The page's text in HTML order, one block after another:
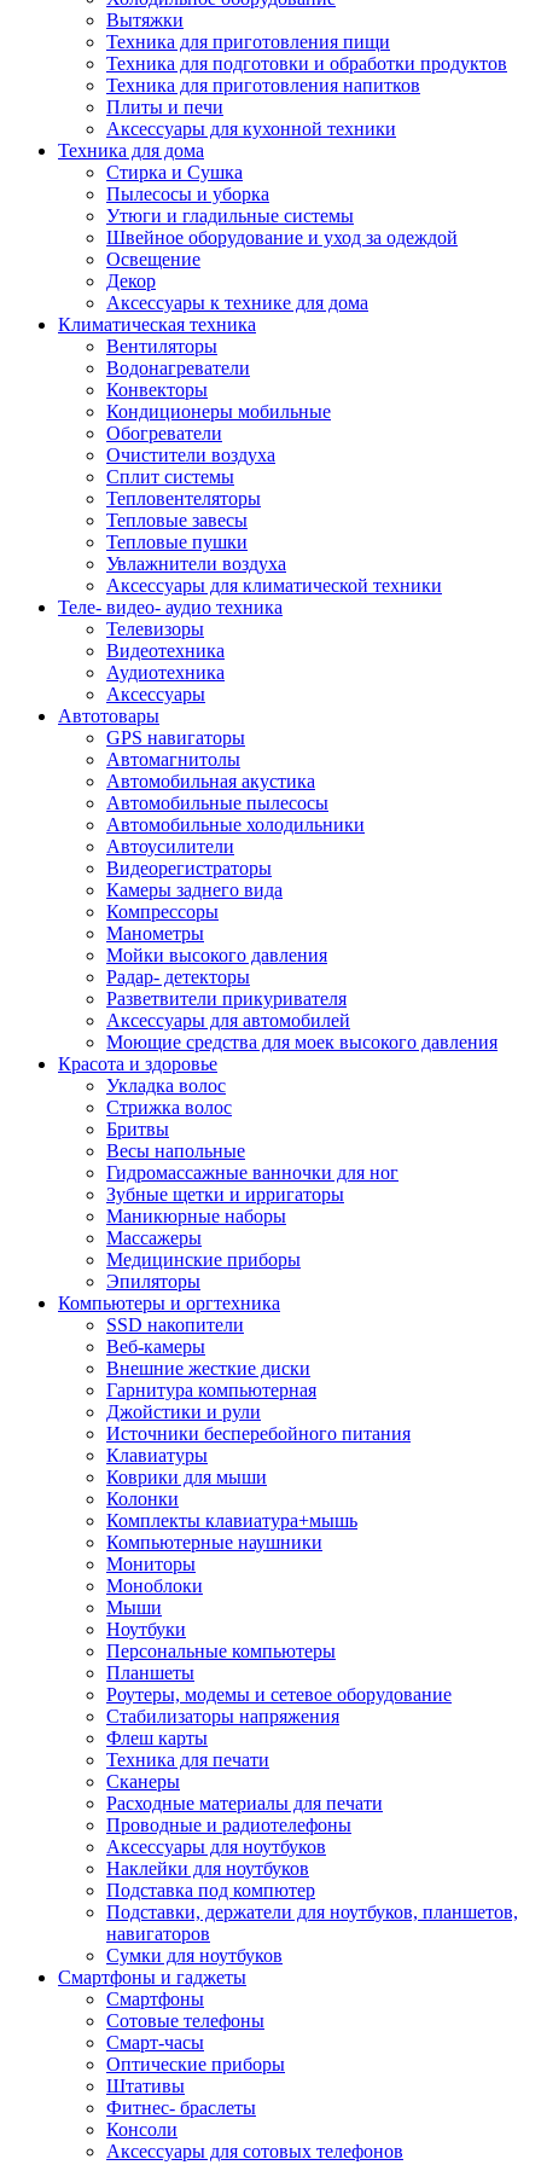
Вытяжки
Техника для приготовления пищи
Техника для подготовки и обработки продуктов
Техника для приготовления напитков
Плиты и печи
Аксессуары для кухонной техники
Техника для дома
Стирка и Сушка
Пылесосы и уборка
Утюги и гладильные системы
Швейное оборудование и уход за одеждой
Освещение
Декор
Аксессуары к технике для дома
Климатическая техника
Вентиляторы
Водонагреватели
Конвекторы
Кондиционеры мобильные
Обогреватели
Очистители воздуха
Сплит системы
Тепловентеляторы
Тепловые завесы
Тепловые пушки
Увлажнители воздуха
Аксессуары для климатической техники
Теле- видео- аудио техника
Телевизоры
Видеотехника
Аудиотехника
Аксессуары
Автотовары
GPS навигаторы
Автомагнитолы
Автомобильная акустика
Автомобильные пылесосы
Автомобильные холодильники
Автоусилители
Видеорегистраторы
Камеры заднего вида
Компрессоры
Манометры
Мойки высокого давления
Радар- детекторы
Разветвители прикуривателя
Аксессуары для автомобилей
Моющие средства для моек высокого давления
Красота и здоровье
Укладка волос
Стрижка волос
Бритвы
Весы напольные
Гидромассажные ванночки для ног
Зубные щетки и ирригаторы
Маникюрные наборы
Массажеры
Медицинские приборы
Эпиляторы
Компьютеры и оргтехника
SSD накопители
Веб-камеры
Внешние жесткие диски
Гарнитура компьютерная
Джойстики и рули
Источники бесперебойного питания
Клавиатуры
Коврики для мыши
Колонки
Комплекты клавиатура+мышь
Компьютерные наушники
Мониторы
Моноблоки
Мыши
Ноутбуки
Персональные компьютеры
Планшеты
Роутеры, модемы и сетевое оборудование
Стабилизаторы напряжения
Флеш карты
Техника для печати
Сканеры
Расходные материалы для печати
Проводные и радиотелефоны
Аксессуары для ноутбуков
Наклейки для ноутбуков
Подставка под компютер
Подставки, держатели для ноутбуков, планшетов,
навигаторов
Сумки для ноутбуков
Смартфоны и гаджеты
Смартфоны
Сотовые телефоны
Смарт-часы
Оптические приборы
Штативы
Фитнес- браслеты
Консоли
Аксессуары для сотовых телефонов